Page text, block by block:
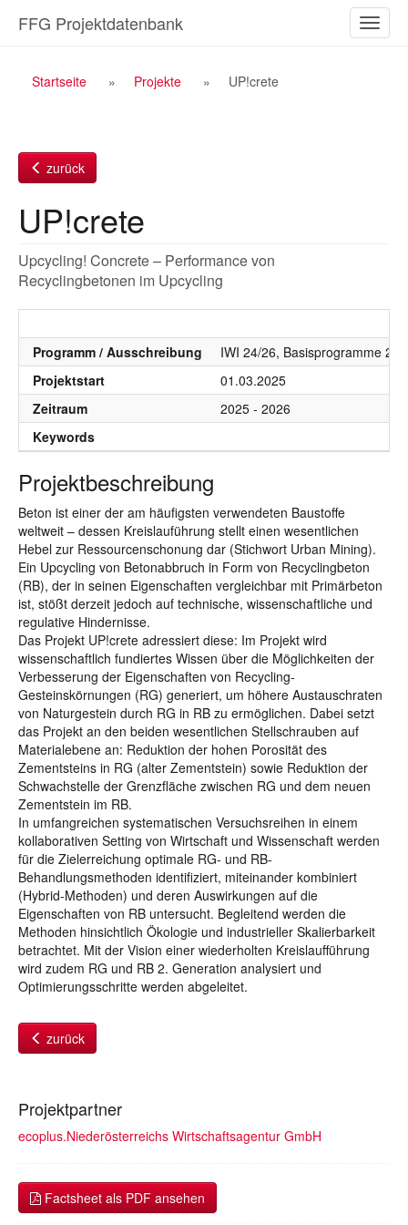
Inhalt
ein-/
FFG Projektdatenbank
Breadcrumb
Startseite Projekte UP!crete
zurück
UP!crete
Upcycling! Concrete – Performance von
Recyclingbetonen im Upcycling
Programm / Ausschreibung
IWI 24/26, Basisprogramme
Projektstart
01.03.2025
Zeitraum
2025 - 2026
Keywords
Projektbeschreibung
Beton ist einer der am häufigsten verwendeten Baustoffe
weltweit – dessen Kreislauführung stellt einen wesentlichen
Hebel zur Ressourcenschonung dar (Stichwort Urban Mining).
Ein Upcycling von Betonabbruch in Form von Recyclingbeton
(RB), der in seinen Eigenschaften vergleichbar mit Primärbeton
ist, stößt derzeit jedoch auf technische, wissenschaftliche und
regulative Hindernisse.
Das Projekt UP!crete adressiert diese: Im Projekt wird
wissenschaftlich fundiertes Wissen über die Möglichkeiten der
Verbesserung der Eigenschaften von Recycling-
Gesteinskörnungen (RG) generiert, um höhere Austauschraten
von Naturgestein durch RG in RB zu ermöglichen. Dabei setzt
das Projekt an den beiden wesentlichen Stellschrauben auf
Materialebene an: Reduktion der hohen Porosität des
Zementsteins in RG (alter Zementstein) sowie Reduktion der
Schwachstelle der Grenzfläche zwischen RG und dem neuen
Zementstein im RB.
In umfangreichen systematischen Versuchsreihen in einem
kollaborativen Setting von Wirtschaft und Wissenschaft werden
für die Zielerreichung optimale RG- und RB-
Behandlungsmethoden identifiziert, miteinander kombiniert
(Hybrid-Methoden) und deren Auswirkungen auf die
Eigenschaften von RB untersucht. Begleitend werden die
Methoden hinsichtlich Ökologie und industrieller Skalierbarkeit
betrachtet. Mit der Vision einer wiederholten Kreislaufführung
wird zudem RG und RB 2. Generation analysiert und
Optimierungsschritte werden abgeleitet.
zurück
Projektpartner
ecoplus.Niederösterreichs Wirtschaftsagentur GmbH
Factsheet als PDF ansehen